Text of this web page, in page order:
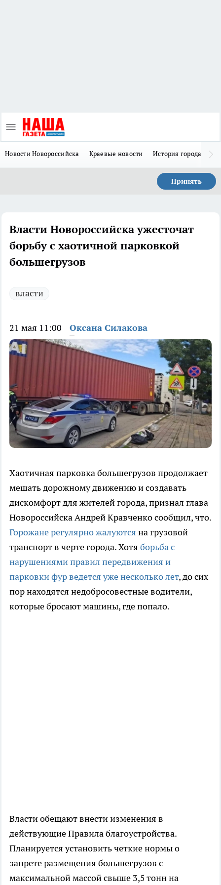
Новости Новороссийска Краевые новости История города Н
Принять
Власти Новороссийска ужесточат
борьбу с хаотичной парковкой
большегрузов
власти
21 мая 11:00 Оксана Силакова
Хаотичная парковка большегрузов продолжает
мешать дорожному движению и создавать
дискомфорт для жителей города, признал глава
Новороссийска Андрей Кравченко сообщил, что.
Горожане регулярно жалуются на грузовой
транспорт в черте города. Хотя борьба с
нарушениями правил передвижения и
парковки фур ведется уже несколько лет, до сих
пор находятся недобросовестные водители,
которые бросают машины, где попало.
Власти обещают внести изменения в
действующие Правила благоустройства.
Планируется установить четкие нормы о
запрете размещения большегрузов с
максимальной массой свыше 3,5 тонн на